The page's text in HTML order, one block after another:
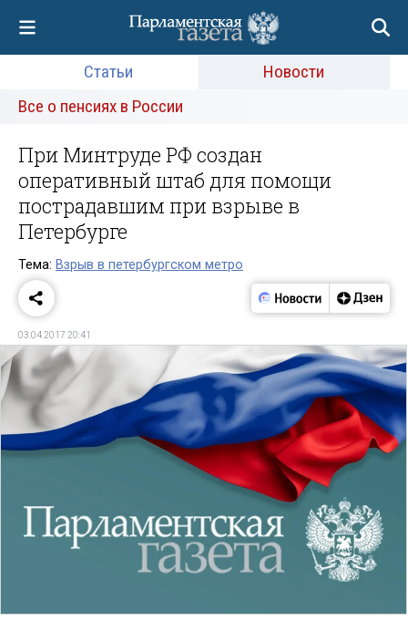
Статьи
Новости
Все о пенсиях в России
При Минтруде РФ создан
оперативный штаб для помощи
пострадавшим при взрыве в
Петербурге
Тема: Взрыв в петербургском метро
03.04.2017 20:41